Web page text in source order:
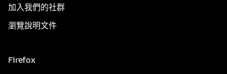
加入我們的社群
瀏覽說明文件
Firefox